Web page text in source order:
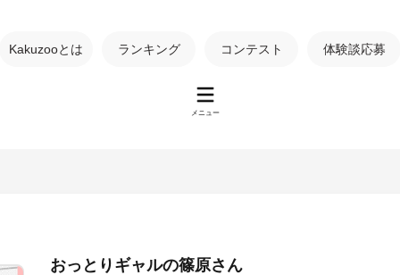
Kakuzooとは ランキング コンテスト 体験談応募
メニュー
おっとりギャルの篠原さん